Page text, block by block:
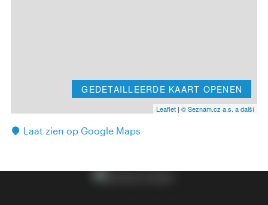
GEDETAILLEERDE KAART OPENEN
Leaflet | © Seznam.cz a.s. a další
Laat zien op Google Maps